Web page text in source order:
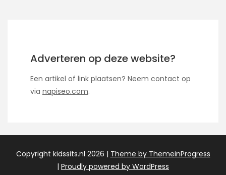
Adverteren op deze website?
Een artikel of link plaatsen? Neem contact op
via napiseo.com.
Copyright kidssits.nl 2026 | Theme by ThemeinProgress
| Proudly powered by WordPress